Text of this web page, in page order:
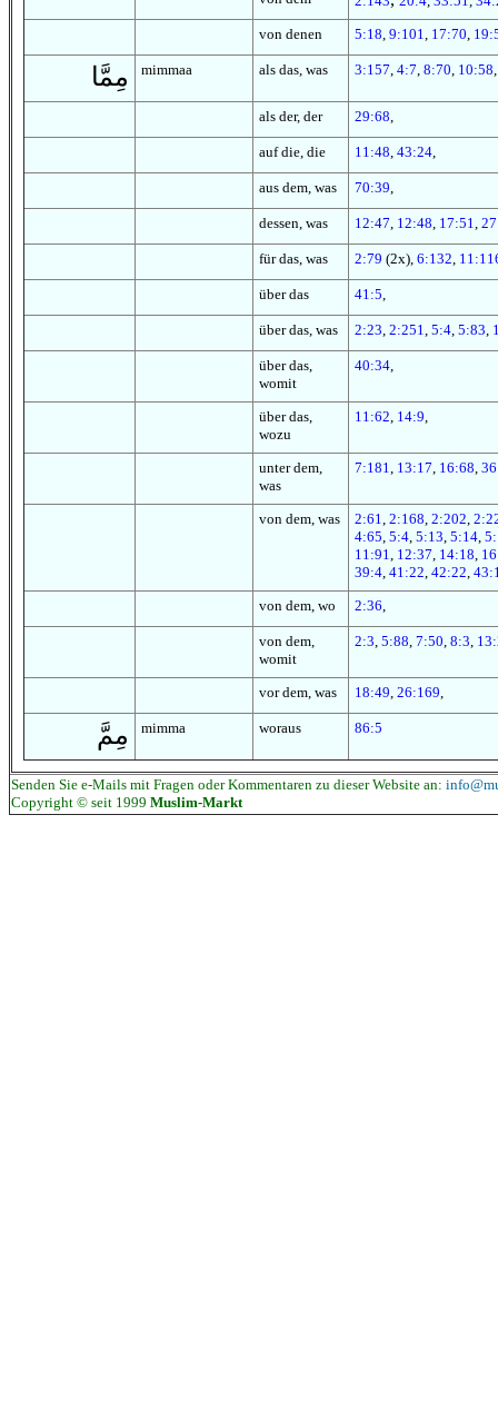
von denen
5:18, 9:101, 17:70,
مِمَّا mimmaa als das, was 3:157, 4:7, 8:70, 10:58
als der, der 29:68,
auf die, die 11:48, 43:24,
aus dem, was 70:39,
dessen, was 12:47, 12:48, 17:51,
für das, was 2:79 (2x), 6:132,
über das 41:5,
über das, was 2:23, 2:251, 5:4, 5:83,
über das,
womit
40:34,
über das,
wozu
11:62, 14:9,
unter dem,
was
7:181, 13:17, 16:68,
von dem, was 2:61, 2:168, 2:202,
4:65, 5:4, 5:13, 5:14,
11:91, 12:37, 14:18,
39:4, 41:22, 42:22,
von dem, wo
2:36,
von dem,
womit
2:3, 5:88, 7:50, 8:3,
vor dem, was 18:49, 26:169,
مِمَّ mimma woraus 86:5
Senden Sie e-Mails mit Fragen oder Kommentaren zu dieser Website an:
Copyright © seit 1999 Muslim-Markt